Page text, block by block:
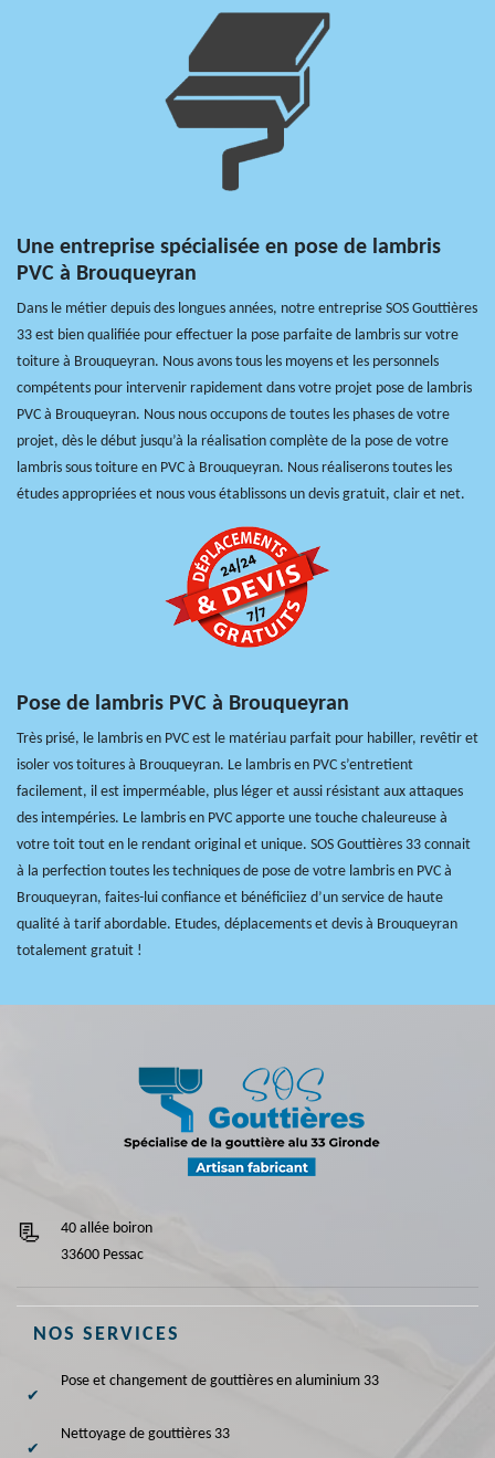
Une entreprise spécialisée en pose de lambris
PVC à Brouqueyran
Dans le métier depuis des longues années, notre entreprise SOS Gouttières
33 est bien qualifiée pour effectuer la pose parfaite de lambris sur votre
toiture à Brouqueyran. Nous avons tous les moyens et les personnels
compétents pour intervenir rapidement dans votre projet pose de lambris
PVC à Brouqueyran. Nous nous occupons de toutes les phases de votre
projet, dès le début jusqu’à la réalisation complète de la pose de votre
lambris sous toiture en PVC à Brouqueyran. Nous réaliserons toutes les
études appropriées et nous vous établissons un devis gratuit, clair et net.
Pose de lambris PVC à Brouqueyran
Très prisé, le lambris en PVC est le matériau parfait pour habiller, revêtir et
isoler vos toitures à Brouqueyran. Le lambris en PVC s’entretient
facilement, il est imperméable, plus léger et aussi résistant aux attaques
des intempéries. Le lambris en PVC apporte une touche chaleureuse à
votre toit tout en le rendant original et unique. SOS Gouttières 33 connait
à la perfection toutes les techniques de pose de votre lambris en PVC à
Brouqueyran, faites-lui confiance et bénéficiiez d’un service de haute
qualité à tarif abordable. Etudes, déplacements et devis à Brouqueyran
totalement gratuit !
40 allée boiron
33600 Pessac
NOS SERVICES
Pose et changement de gouttières en aluminium 33
Nettoyage de gouttières 33